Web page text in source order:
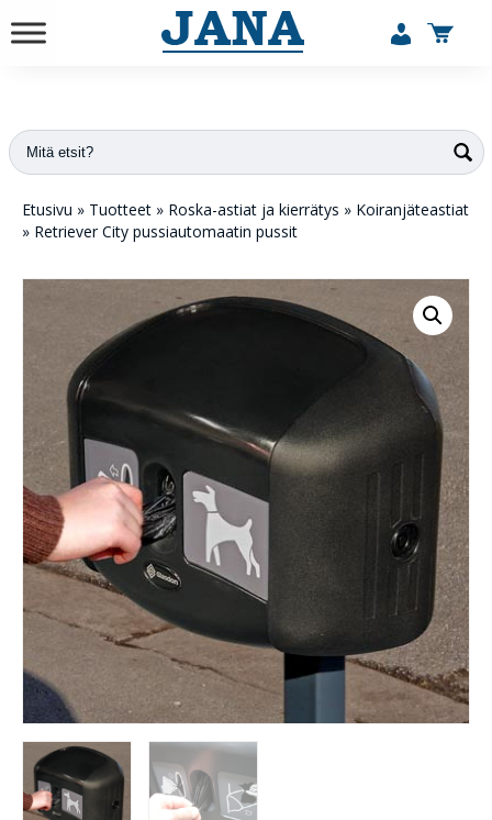
Etusivu » Tuotteet » Roska-astiat ja kierrätys » Koiranjäteastiat
» Retriever City pussiautomaatin pussit